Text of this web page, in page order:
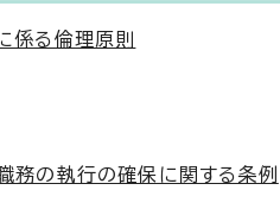
係る倫理原則
務の執行の確保に関する条例